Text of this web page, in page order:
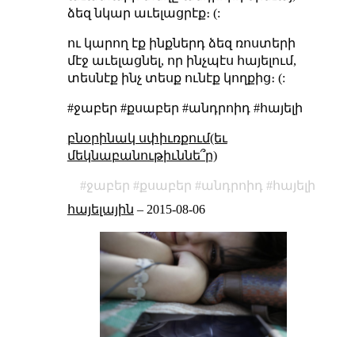
ձեզ նկար աւելացրէք։ (:
ու կարող էք ինքներդ ձեզ ռոստերի
մէջ աւելացնել, որ ինչպէս հայելում,
տեսնէք ինչ տեսք ունէք կողքից։ (:
#ջաբեր #քսաբեր #անդրոիդ #հայելի
բնօրինակ սփիւռքում(եւ
մեկնաբանութիւննե՞ր)
ջաբեր քսաբեր անդրոիդ
հայելի
հայելային – 2015-08-06